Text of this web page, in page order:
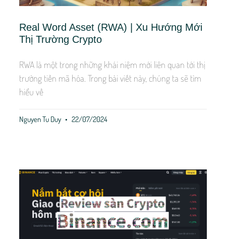
Real Word Asset (RWA) | Xu Hướng Mới
Thị Trường Crypto
RWA là một trong những khái niệm mới liên quan tới thị
trường tiền mã hóa. Trong bài viết này, chúng ta sẽ tìm
hiểu về
Nguyen Tu Duy 22/07/2024